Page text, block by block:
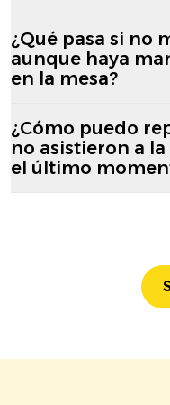
¿Qué pasa si no
aunque haya
en la mesa?
¿Cómo puedo
no asistieron a
el último